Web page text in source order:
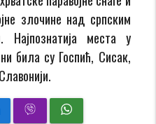
злочине над српским
Најпознатија места у
била су Госпић, Сисак,